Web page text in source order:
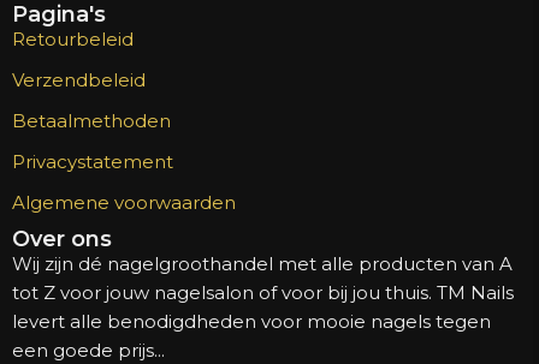
Pagina's
Retourbeleid
Verzendbeleid
Betaalmethoden
Privacystatement
Algemene voorwaarden
Over ons
Wij zijn dé nagelgroothandel met alle producten van A
tot Z voor jouw nagelsalon of voor bij jou thuis. TM Nails
levert alle benodigdheden voor mooie nagels tegen
een goede prijs...